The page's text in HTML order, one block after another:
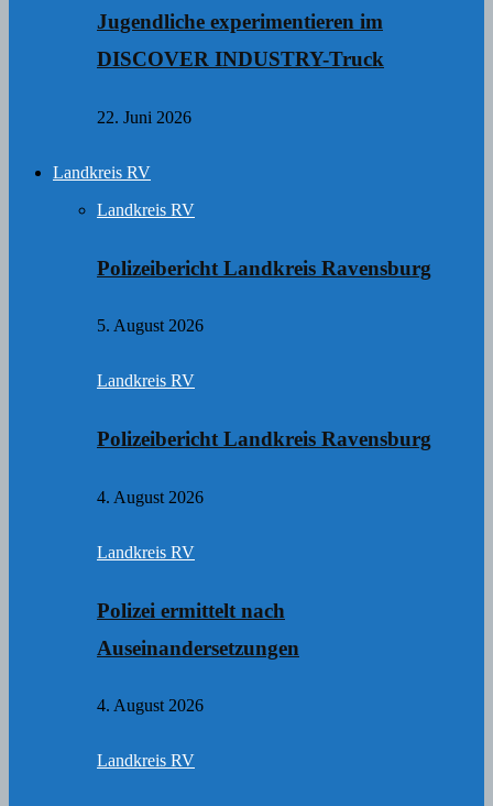
Jugendliche experimentieren im
DISCOVER INDUSTRY-Truck
22. Juni 2026
Landkreis RV
Landkreis RV
Polizeibericht Landkreis Ravensburg
5. August 2026
Landkreis RV
Polizeibericht Landkreis Ravensburg
4. August 2026
Landkreis RV
Polizei ermittelt nach
Auseinandersetzungen
4. August 2026
Landkreis RV